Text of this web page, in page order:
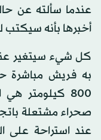
عندما سألته عن
أخبرها بأنه سيكتب
كل شيء سيتغير
به فريش مباشرة
800 كيلومتر
صحراء مشتعلة
عند استراحة